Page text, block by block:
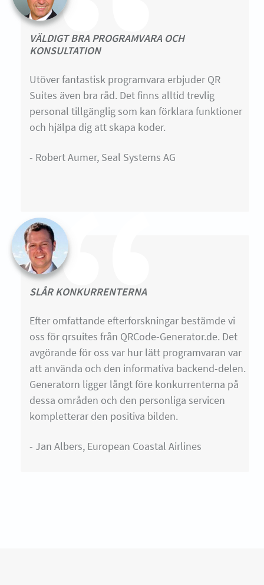
VÄLDIGT BRA PROGRAMVARA OCH
KONSULTATION
Utöver fantastisk programvara erbjuder QR
Suites även bra råd. Det finns alltid trevlig
personal tillgänglig som kan förklara funktioner
och hjälpa dig att skapa koder.
- Robert Aumer, Seal Systems AG
SLÅR KONKURRENTERNA
Efter omfattande efterforskningar bestämde vi
oss för qrsuites från QRCode-Generator.de. Det
avgörande för oss var hur lätt programvaran var
att använda och den informativa backend-delen.
Generatorn ligger långt före konkurrenterna på
dessa områden och den personliga servicen
kompletterar den positiva bilden.
- Jan Albers, European Coastal Airlines